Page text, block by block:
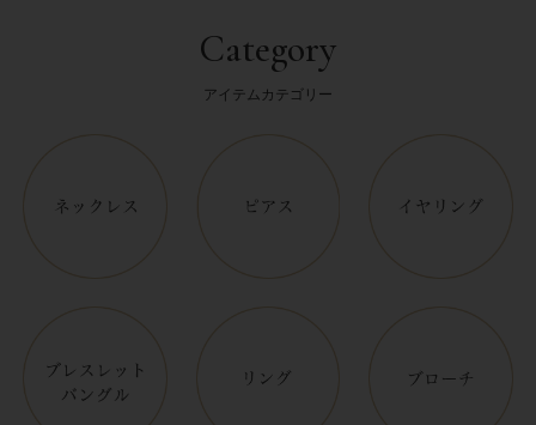
Category
アイテムカテゴリー